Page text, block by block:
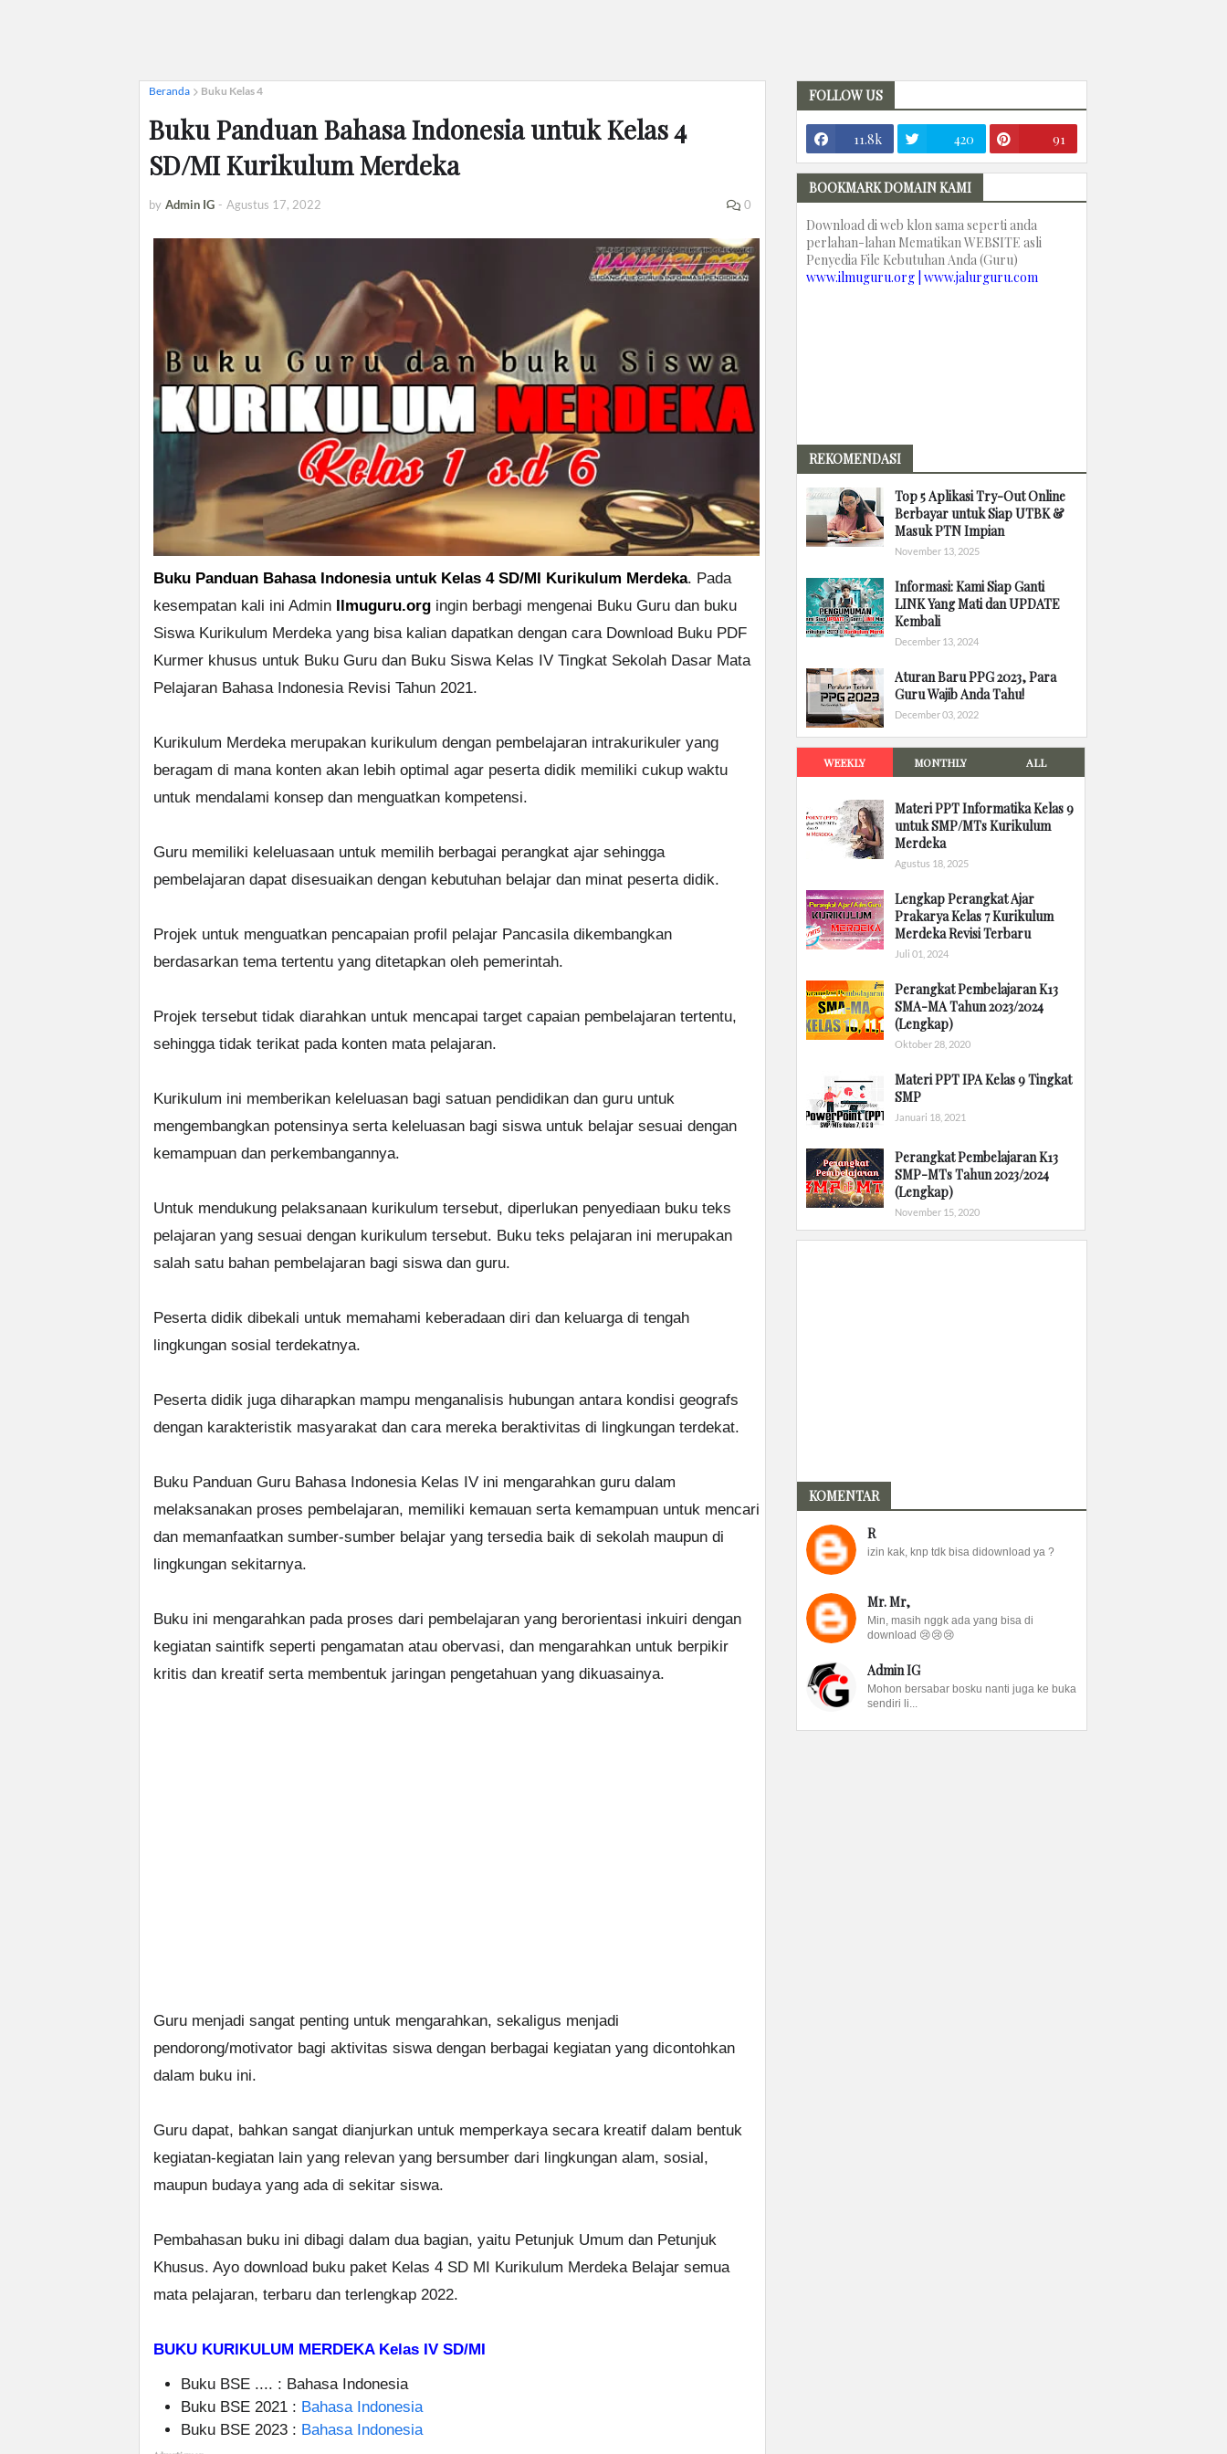
Beranda Buku Kelas 4
Buku Panduan Bahasa Indonesia untuk Kelas 4
SD/MI Kurikulum Merdeka
by Admin IG - Agustus 17, 2022 0
Buku Panduan Bahasa Indonesia untuk Kelas 4 SD/MI Kurikulum Merdeka. Pada
kesempatan kali ini Admin Ilmuguru.org ingin berbagi mengenai Buku Guru dan buku
Siswa Kurikulum Merdeka yang bisa kalian dapatkan dengan cara Download Buku PDF
Kurmer khusus untuk Buku Guru dan Buku Siswa Kelas IV Tingkat Sekolah Dasar Mata
Pelajaran Bahasa Indonesia Revisi Tahun 2021.
Kurikulum Merdeka merupakan kurikulum dengan pembelajaran intrakurikuler yang
beragam di mana konten akan lebih optimal agar peserta didik memiliki cukup waktu
untuk mendalami konsep dan menguatkan kompetensi.
Guru memiliki keleluasaan untuk memilih berbagai perangkat ajar sehingga
pembelajaran dapat disesuaikan dengan kebutuhan belajar dan minat peserta didik.
Projek untuk menguatkan pencapaian profil pelajar Pancasila dikembangkan
berdasarkan tema tertentu yang ditetapkan oleh pemerintah.
Projek tersebut tidak diarahkan untuk mencapai target capaian pembelajaran tertentu,
sehingga tidak terikat pada konten mata pelajaran.
Kurikulum ini memberikan keleluasan bagi satuan pendidikan dan guru untuk
mengembangkan potensinya serta keleluasan bagi siswa untuk belajar sesuai dengan
kemampuan dan perkembangannya.
Untuk mendukung pelaksanaan kurikulum tersebut, diperlukan penyediaan buku teks
pelajaran yang sesuai dengan kurikulum tersebut. Buku teks pelajaran ini merupakan
salah satu bahan pembelajaran bagi siswa dan guru.
Peserta didik dibekali untuk memahami keberadaan diri dan keluarga di tengah
lingkungan sosial terdekatnya.
Peserta didik juga diharapkan mampu menganalisis hubungan antara kondisi geografs
dengan karakteristik masyarakat dan cara mereka beraktivitas di lingkungan terdekat.
Buku Panduan Guru Bahasa Indonesia Kelas IV ini mengarahkan guru dalam
melaksanakan proses pembelajaran, memiliki kemauan serta kemampuan untuk mencari
dan memanfaatkan sumber-sumber belajar yang tersedia baik di sekolah maupun di
lingkungan sekitarnya.
Buku ini mengarahkan pada proses dari pembelajaran yang berorientasi inkuiri dengan
kegiatan saintifk seperti pengamatan atau obervasi, dan mengarahkan untuk berpikir
kritis dan kreatif serta membentuk jaringan pengetahuan yang dikuasainya.
Guru menjadi sangat penting untuk mengarahkan, sekaligus menjadi
pendorong/motivator bagi aktivitas siswa dengan berbagai kegiatan yang dicontohkan
dalam buku ini.
Guru dapat, bahkan sangat dianjurkan untuk memperkaya secara kreatif dalam bentuk
kegiatan-kegiatan lain yang relevan yang bersumber dari lingkungan alam, sosial,
maupun budaya yang ada di sekitar siswa.
Pembahasan buku ini dibagi dalam dua bagian, yaitu Petunjuk Umum dan Petunjuk
Khusus. Ayo download buku paket Kelas 4 SD MI Kurikulum Merdeka Belajar semua
mata pelajaran, terbaru dan terlengkap 2022.
BUKU KURIKULUM MERDEKA Kelas IV SD/MI
Buku BSE .... : Bahasa Indonesia
Buku BSE 2021 : Bahasa Indonesia
Buku BSE 2023 : Bahasa Indonesia
FOLLOW US
11.8k 420 91
BOOKMARK DOMAIN KAMI
Download di web klon sama seperti anda
perlahan-lahan Mematikan WEBSITE asli
Penyedia File Kebutuhan Anda (Guru)
www.ilmuguru.org | www.jalurguru.com
REKOMENDASI
Top 5 Aplikasi Try-Out Online
Berbayar untuk Siap UTBK &
Masuk PTN Impian
November 13, 2025
Informasi: Kami Siap Ganti
LINK Yang Mati dan UPDATE
Kembali
December 13, 2024
Aturan Baru PPG 2023, Para
Guru Wajib Anda Tahu!
December 03, 2022
WEEKLY MONTHLY ALL
Materi PPT Informatika Kelas 9
untuk SMP/MTs Kurikulum
Merdeka
Agustus 18, 2025
Lengkap Perangkat Ajar
Prakarya Kelas 7 Kurikulum
Merdeka Revisi Terbaru
Juli 01, 2024
Perangkat Pembelajaran K13
SMA-MA Tahun 2023/2024
(Lengkap)
Oktober 28, 2020
Materi PPT IPA Kelas 9 Tingkat
SMP
Januari 18, 2021
Perangkat Pembelajaran K13
SMP-MTs Tahun 2023/2024
(Lengkap)
November 15, 2020
KOMENTAR
R
izin kak, knp tdk bisa didownload ya ?
Mr. Mr,
Min, masih nggk ada yang bisa di
download 😢😢😢
Admin IG
Mohon bersabar bosku nanti juga ke buka
sendiri li...